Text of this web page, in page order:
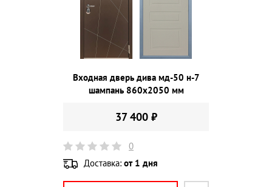
Входная дверь дива мд-50 н-7
шампань 860х2050 мм
37 400 ₽
0
Доставка: от 1 дня